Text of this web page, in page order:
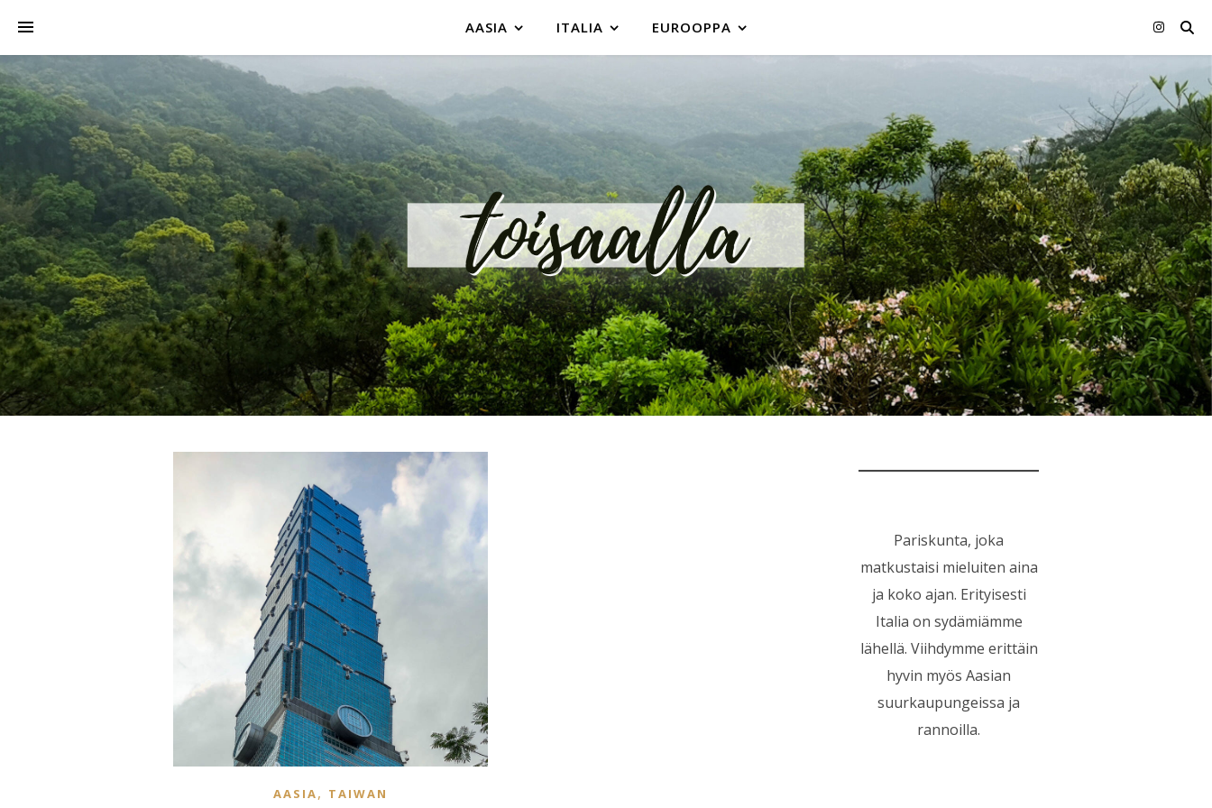
AASIA ITALIA EUROOPPA
AASIA, TAIWAN
Pariskunta, joka
matkustaisi mieluiten aina
ja koko ajan. Erityisesti
Italia on sydämiämme
lähellä. Viihdymme erittäin
hyvin myös Aasian
suurkaupungeissa ja
rannoilla.